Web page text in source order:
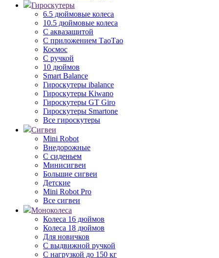
Гироскутеры
6.5 дюймовые колеса
10.5 дюймовые колеса
С аквазащитой
С приложением ТаоТао
Космос
С ручкой
10 дюймов
Smart Balance
Гироскутеры ibalance
Гироскутеры Kiwano
Гироскутеры GT Giro
Гироскутеры Smartone
Все гироскутеры
Сигвеи
Mini Robot
Внедорожные
С сиденьем
Минисигвеи
Большие сигвеи
Детские
Mini Robot Pro
Все сигвеи
Моноколеса
Колеса 16 дюймов
Колеса 18 дюймов
Для новичков
С выдвижной ручкой
С нагрузкой до 150 кг